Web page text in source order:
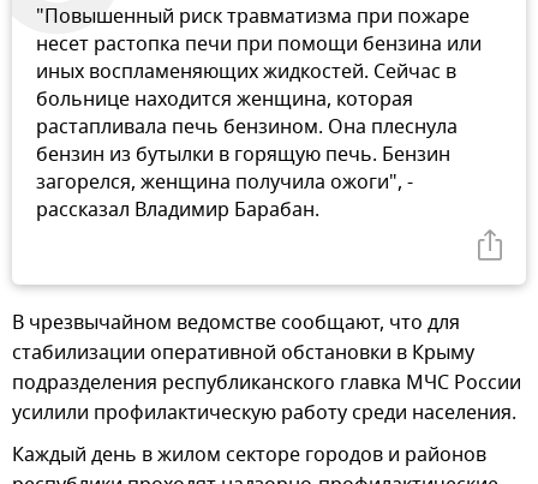
"Повышенный риск травматизма при пожаре
несет растопка печи при помощи бензина или
иных воспламеняющих жидкостей. Сейчас в
больнице находится женщина, которая
растапливала печь бензином. Она плеснула
бензин из бутылки в горящую печь. Бензин
загорелся, женщина получила ожоги", -
рассказал Владимир Барабан.
В чрезвычайном ведомстве сообщают, что для
стабилизации оперативной обстановки в Крыму
подразделения республиканского главка МЧС России
усилили профилактическую работу среди населения.
Каждый день в жилом секторе городов и районов